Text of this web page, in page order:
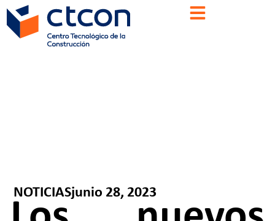
NOTICIASjunio 28, 2023